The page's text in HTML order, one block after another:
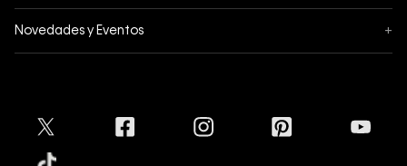
Mis pedidos
Formas de pago
Envíos
Política de privacidad
Novedades y Eventos +
Cyber Lunes
Mapa del sitio